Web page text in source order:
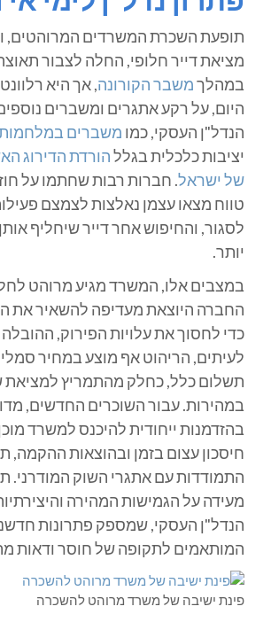
תופעת השכרת המשרדים המרוהטים,
מציאת דייר חלופי, החלה לצבור
במהלךמשבר הקורונה, אך היא
היום, על רקע אתגרים ומשברים
הנדל"ן העסקי, כמו משברים
יציבות כלכלית בגללהורדת הדירוג
של ישראל. חברות רבות שחתמו על
טווח מצאו עצמן נאלצות לצמצם
לסגור, והחיפוש אחר דייר שיחליף
יותר.
במצבים אלו, המשרד מגיע מרוהט
החברה היוצאת מעדיפה להשאיר את
כדי לחסוך את עלויות הפירוק,
לעיתים, הריהוט אף מוצע במחיר
תשלום כלל, כחלק מהתמריץ למציאת
במהירות. עבור השוכרים החדשים,
בהזדמנות ייחודית להיכנס למשרד
חיסכון עצום בזמן ובהוצאות ההקמה,
התמודדות עם אתגרי השוק המודרני.
מעידה על הגמישות המהירה
הנדל"ן העסקי, שמספק פתרונות
המותאמים לתקופה של חוסר ודאות
פינת ישיבה של משרד מרוהט להשכרה